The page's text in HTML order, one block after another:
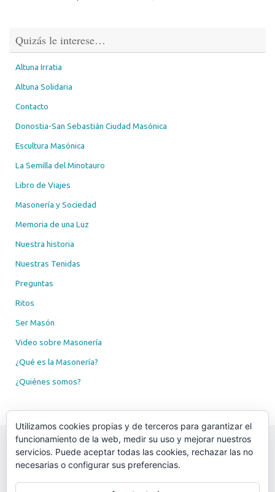
Quizás le interese…
Altuna Irratia
Altuna Solidaria
Contacto
Donostia-San Sebastián Ciudad Masónica
Escultura Masónica
La Semilla del Minotauro
Libro de Viajes
Masonería y Sociedad
Memoria de una Luz
Nuestra historia
Nuestras Tenidas
Preguntas
Ritos
Ser Masón
Video sobre Masonería
¿Qué es la Masonería?
¿Quiénes somos?
Resp.·. Logia Altuna Nº. 52, al O.·. de Donostia - San Sebastián, VVall.·. Vasco-
Utilizamos cookies propias y de terceros para garantizar el
funcionamiento de la web, medir su uso y mejorar nuestros
servicios. Puede aceptar todas las cookies, rechazar las no
necesarias o configurar sus preferencias.